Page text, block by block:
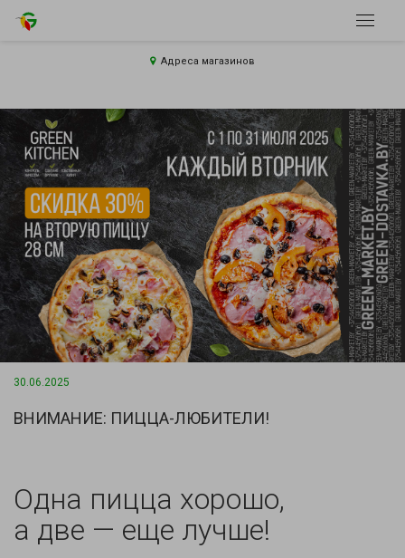
Адреса магазинов
30.06.2025
ВНИМАНИЕ: ПИЦЦА-ЛЮБИТЕЛИ!
Одна пицца хорошо,
а две — еще лучше!